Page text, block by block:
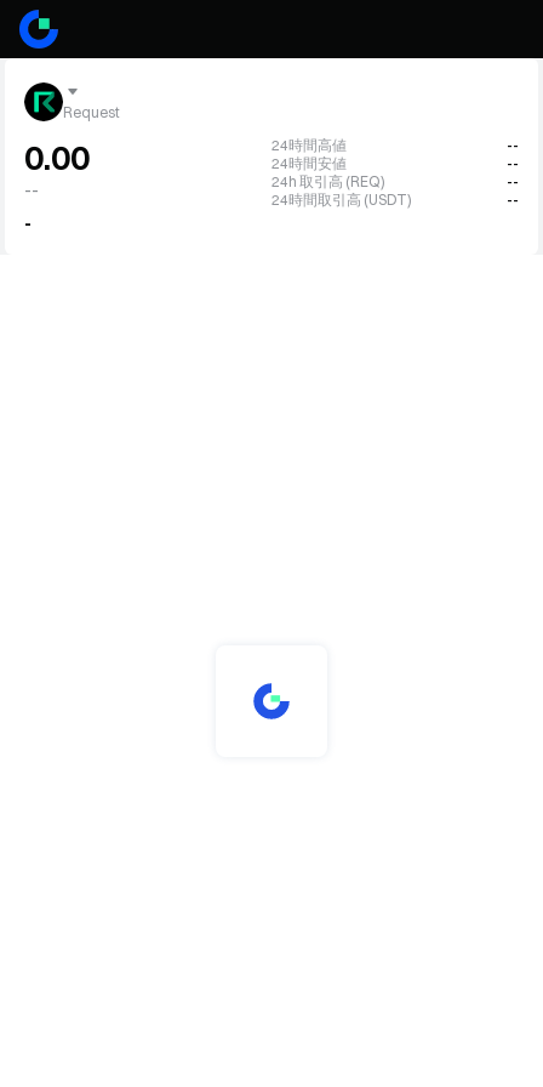
Request
0.00
--
-
24時間高値
--
24時間安値
--
24h 取引高 (REQ)
--
24時間取引高 (USDT)
--